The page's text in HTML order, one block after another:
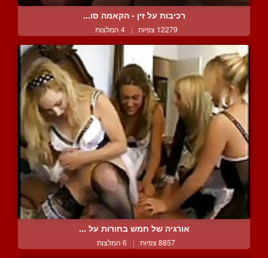
רכיבות על זין - הקאמה סו...
12279 צפיות | 4 המלצות
אורגיה של חמש בחורות על ...
8857 צפיות | 6 המלצות